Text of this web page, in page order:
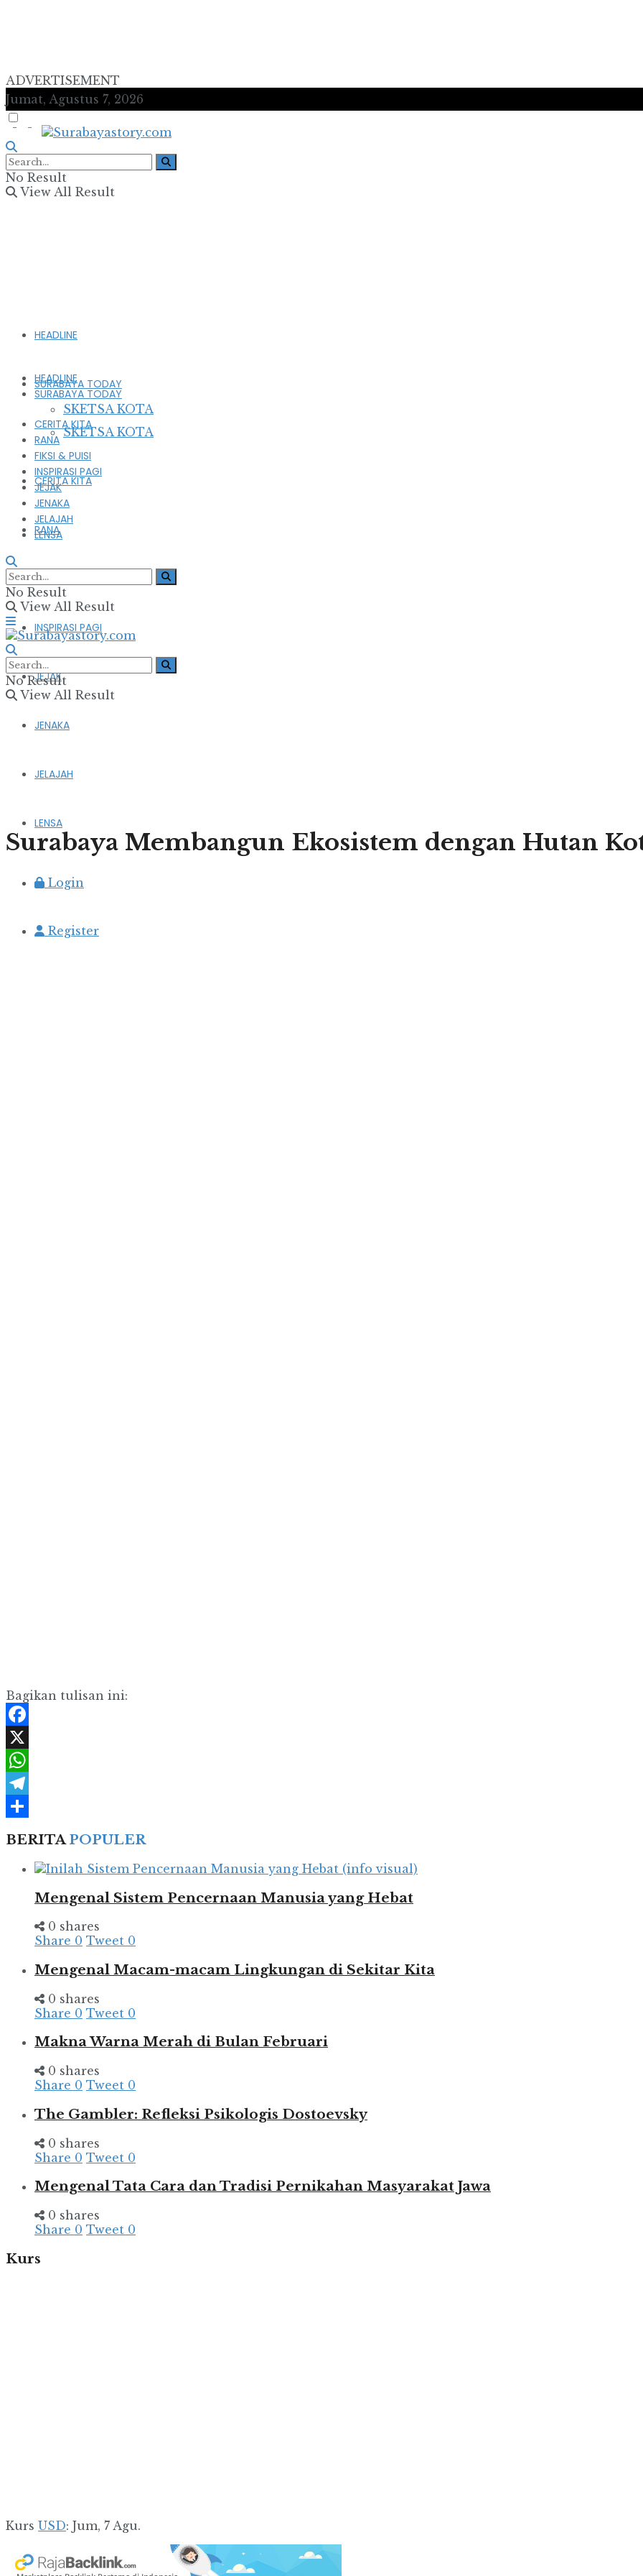
ADVERTISEMENT
Jumat, Agustus 7, 2026
No Result
View All Result
HEADLINE
SURABAYA TODAY
SKETSA KOTA
CERITA KITA
RANA
FIKSI & PUISI
INSPIRASI PAGI
JEJAK
JENAKA
JELAJAH
LENSA
Login
Register
HEADLINE
SURABAYA TODAY
SKETSA KOTA
CERITA KITA
RANA
FIKSI & PUISI
INSPIRASI PAGI
JEJAK
JENAKA
JELAJAH
LENSA
No Result
View All Result
No Result
View All Result
Surabaya Membangun Ekosistem dengan Hutan
Bagikan tulisan ini:
Facebook
X
WhatsApp
Telegram
BERITAPOPULER
Mengenal Sistem Pencernaan Manusia yang Hebat
0 shares
Share 0 Tweet 0
Mengenal Macam-macam Lingkungan di Sekitar Kita
0 shares
Share 0 Tweet 0
Makna Warna Merah di Bulan Februari
0 shares
Share 0 Tweet 0
The Gambler: Refleksi Psikologis Dostoevsky
0 shares
Share 0 Tweet 0
Mengenal Tata Cara dan Tradisi Pernikahan Masyarakat Jawa
0 shares
Share 0 Tweet 0
Kurs
Kurs USD: Jum, 7 Agu.